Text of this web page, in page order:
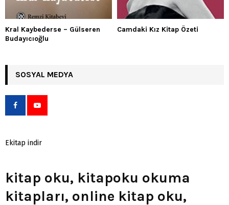
Kral Kaybederse – Gülseren
Budayıcıoğlu
Camdaki Kız Kitap Özeti
SOSYAL MEDYA
Ekitap indir
kitap oku, kitapoku okuma
kitapları, online kitap oku,